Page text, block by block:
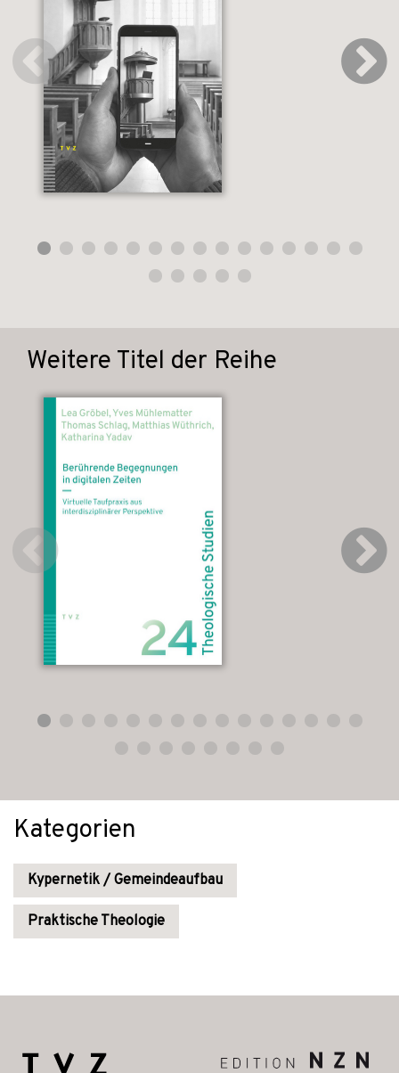
Weitere Titel der Reihe
Kategorien
Kypernetik / Gemeindeaufbau
Praktische Theologie